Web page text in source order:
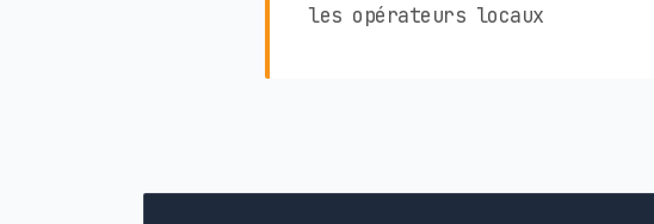
les opérateurs locaux